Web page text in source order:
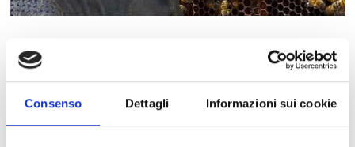
Consenso Dettagli Informazioni sui cookie
L'Organismo Pagatore Regionale, con Decreto n. 4826 del
25/03/2024 pubblicato sul BURL n. 13 - serie ordinaria del
29/03/2024, ha approvato la graduatoria dei produttori apistici
ammessi e non ammessi a finanziamento ed il riparto dei